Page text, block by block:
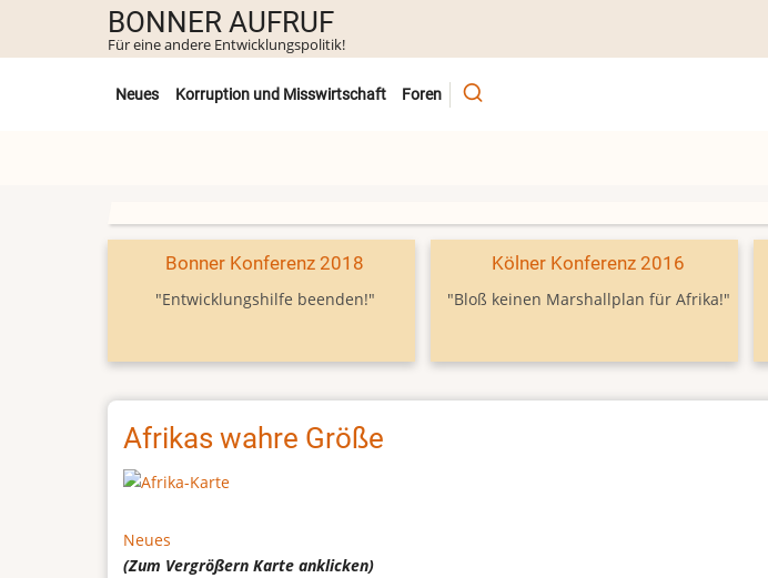
Inhalt
BONNER AUFRUF
Für eine andere Entwicklungspolitik!
Untermenü
Neues Korruption und Misswirtschaft Foren
Bonner Konferenz 2018
"Entwicklungshilfe beenden!"
Kölner Konferenz 2016
"Bloß keinen Marshallplan für Afrika!"
Afrikas wahre Größe
Neues
(Zum VergrößernKarte anklicken)